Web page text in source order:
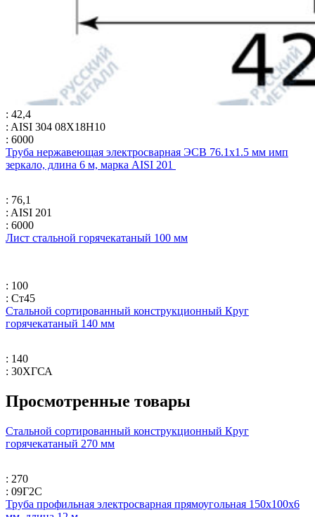
: 42,4
: AISI 304 08Х18Н10
: 6000
Труба нержавеющая электросварная ЭСВ 76.1х1.5 мм имп
зеркало, длина 6 м, марка AISI 201
: 76,1
: AISI 201
: 6000
Лист стальной горячекатаный 100 мм
: 100
: Ст45
Стальной сортированный конструкционный Круг
горячекатаный 140 мм
: 140
: 30ХГСА
Просмотренные товары
Стальной сортированный конструкционный Круг
горячекатаный 270 мм
: 270
: 09Г2С
Труба профильная электросварная прямоугольная 150х100х6